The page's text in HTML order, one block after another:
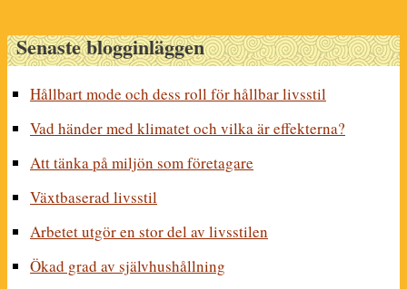
Senaste blogginläggen
Hållbart mode och dess roll för hållbar livsstil
Vad händer med klimatet och vilka är effekterna?
Att tänka på miljön som företagare
Växtbaserad livsstil
Arbetet utgör en stor del av livsstilen
Ökad grad av självhushållning